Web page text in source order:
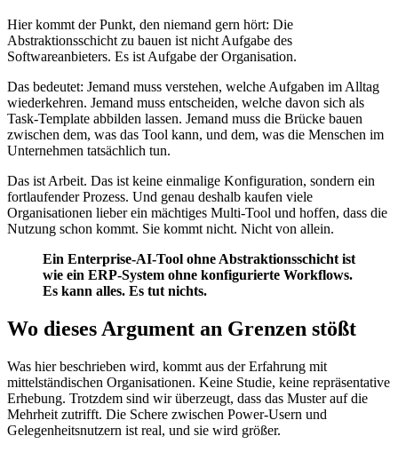
Hier kommt der Punkt, den niemand gern hört: Die
Abstraktionsschicht zu bauen ist nicht Aufgabe des
Softwareanbieters. Es ist Aufgabe der Organisation.
Das bedeutet: Jemand muss verstehen, welche Aufgaben im Alltag
wiederkehren. Jemand muss entscheiden, welche davon sich als
Task-Template abbilden lassen. Jemand muss die Brücke bauen
zwischen dem, was das Tool kann, und dem, was die Menschen im
Unternehmen tatsächlich tun.
Das ist Arbeit. Das ist keine einmalige Konfiguration, sondern ein
fortlaufender Prozess. Und genau deshalb kaufen viele
Organisationen lieber ein mächtiges Multi-Tool und hoffen, dass die
Nutzung schon kommt. Sie kommt nicht. Nicht von allein.
Ein Enterprise-AI-Tool ohne Abstraktionsschicht ist
wie ein ERP-System ohne konfigurierte Workflows.
Es kann alles. Es tut nichts.
Wo dieses Argument an Grenzen stößt
Was hier beschrieben wird, kommt aus der Erfahrung mit
mittelständischen Organisationen. Keine Studie, keine repräsentative
Erhebung. Trotzdem sind wir überzeugt, dass das Muster auf die
Mehrheit zutrifft. Die Schere zwischen Power-Usern und
Gelegenheitsnutzern ist real, und sie wird größer.